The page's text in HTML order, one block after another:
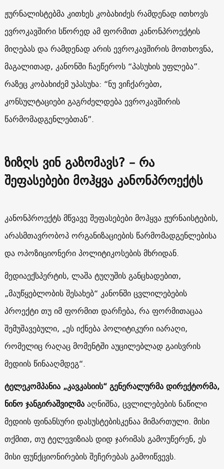
ჟურნალისტებმა კითხეს კობახიძეს რამდენად ითხოვს
ევროკავშირი სწორედ ამ ფორმით კანონპროექტის
მიღებას და რამდენად არის ევროკავშირის მოთხოვნა,
მაგალითად, კანონში ჩაეწეროს “პასუხის უფლება”.
რაზეც კობახიძემ უპასუხა: “ნუ ვიჩქარებთ,
კონსულტაციები გაგრძელდება ევროკავშირის
წარმომადგენლებთან”.
ზიზღს ვინ გაზომავს? – რა
შეფასებები მოჰყვა კანონპროექტს
კანონპროექტს მწვავე შეფასებები მოჰყვა ჟურნაისტების,
არასმთავრობოპ ორგანიზაციების წარმომადგენლებისა
და ოპოზიციონერი პოლიტიკოსების მხრიდან.
მედიაექსპერტის, ლაშა ტუღუშის განცხადებით,
„მაუწყებლობის შესახებ“ კანონში ცვლილებების
პროექტი თუ იმ ფორმით დარჩება, რა ფორმითაცაა
შემუშავებული, „ეს იქნება პოლიტიკური იარაღი,
რომელიც რაღაც მომენტში აუცილებლად გაისვრის
მედიის წინააღმდეგ“.
ტელეკომპანია „კავკასიის“ გენერალურმა დირექტორმა,
ნინო ჯანგირაშვილმააღნიშნა, ცვლილებების ნაწილი
მედიის ფინანსური დასუსტებისკენაა მიმართული. მისი
თქმით, თუ ტელევიზიას დიდ ჯარიმას გამოუწერენ, ეს
მისი ფუნქციონირების შეჩერებას გამოიწვევს.